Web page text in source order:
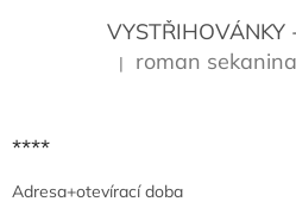
Hodnocení produktu je 5
| roman sekanina
****
Adresa+otevírací doba